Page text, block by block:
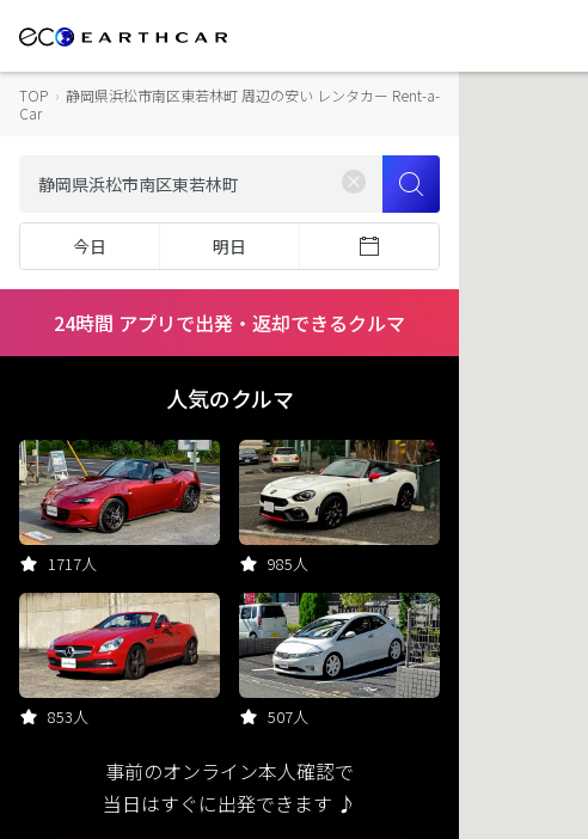
TOP › 静岡県浜松市南区東若林町 周辺の安い レンタカー Rent-a-
Car
今日 明日
24時間 アプリで出発・返却できるクルマ
人気のクルマ
1717人 985人
853人 507人
事前のオンライン本人確認で
当日はすぐに出発できます ♪